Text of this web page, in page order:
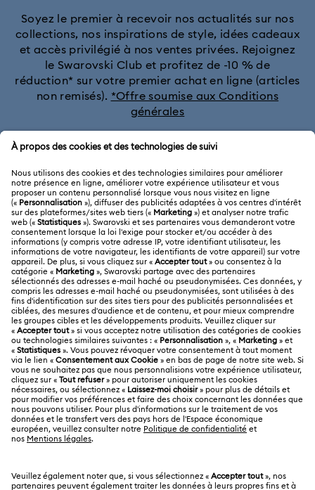
Soyez le premier à recevoir nos actualités sur nos
collections, nos inspirations de style, idées cadeaux
et accès privilégié à nos ventes privées. Rejoignez
le Swarovski Club et profitez de -10 % de
réduction* sur votre premier achat en ligne (articles
non remisés). *Offre soumise aux Conditions
générales
Rejoignez le club
SERVICE CLIENTÈLE
Aperçu du service clientèle
Solde de la carte cadeau
Statut de réparation
Contactez-Nous
Calculer votre taille
Rechercher une boutique
A PROPOS
À propos de Swarovski
Emploi & Carrières
Alumni Community
Pour les professionnels
Swarovski Created Diamonds
MENTIONS LÉGALES
Conditions D’Utilisation
Conditions Générales
Politique De Confidentialité
Gestion Des Cookies
Autres pays/régions
English
Deutsch Español Français